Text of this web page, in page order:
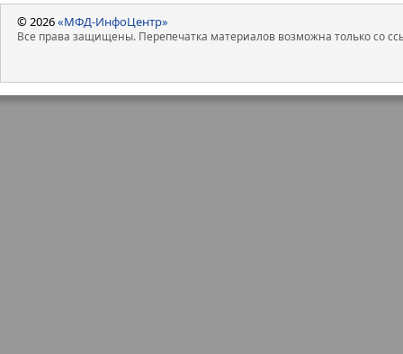
© 2026«МФД-ИнфоЦентр»
Все права защищены. Перепечатка материалов возможна только со